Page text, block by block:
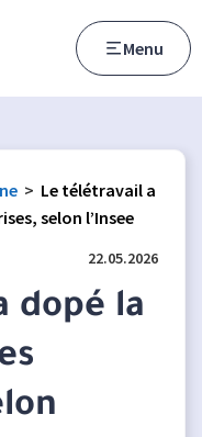
Menu
> Le télétravail a
selon l’Insee
22.05.2026
dopé la